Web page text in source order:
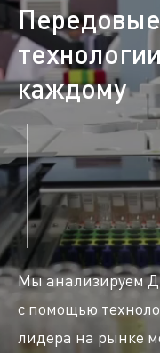
Передовые
каждому
Мы анализируем
с помощью
лидера на рынке